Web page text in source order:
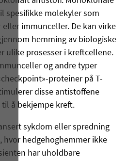
spesifikke molekyler som
immunceller. De kan virke
hemming av biologiske
ulike prosesser i kreftcellene.
og andre typer
proteiner på T-
disse antistoffene
å bekjempe kreft.
sykdom eller spredning
hvor hedgehoghemmer ikke
har uholdbare